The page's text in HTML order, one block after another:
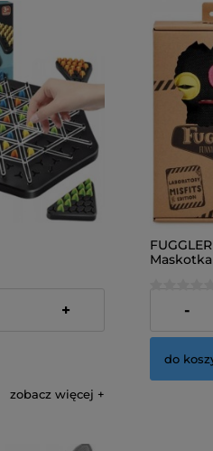
+
zobacz więcej
49,00 zł
-
do